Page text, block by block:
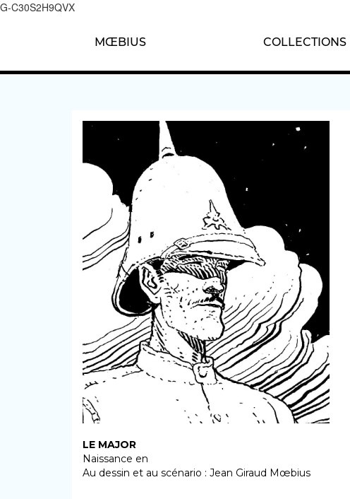
G-C30S2H9QVX
MŒBIUS COLLECTIONS
LE MAJOR
Naissance en
Au dessin et au scénario : Jean Giraud Mœbius